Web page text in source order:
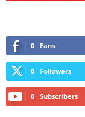
0 Fans
0 Followers
0 Subscribers